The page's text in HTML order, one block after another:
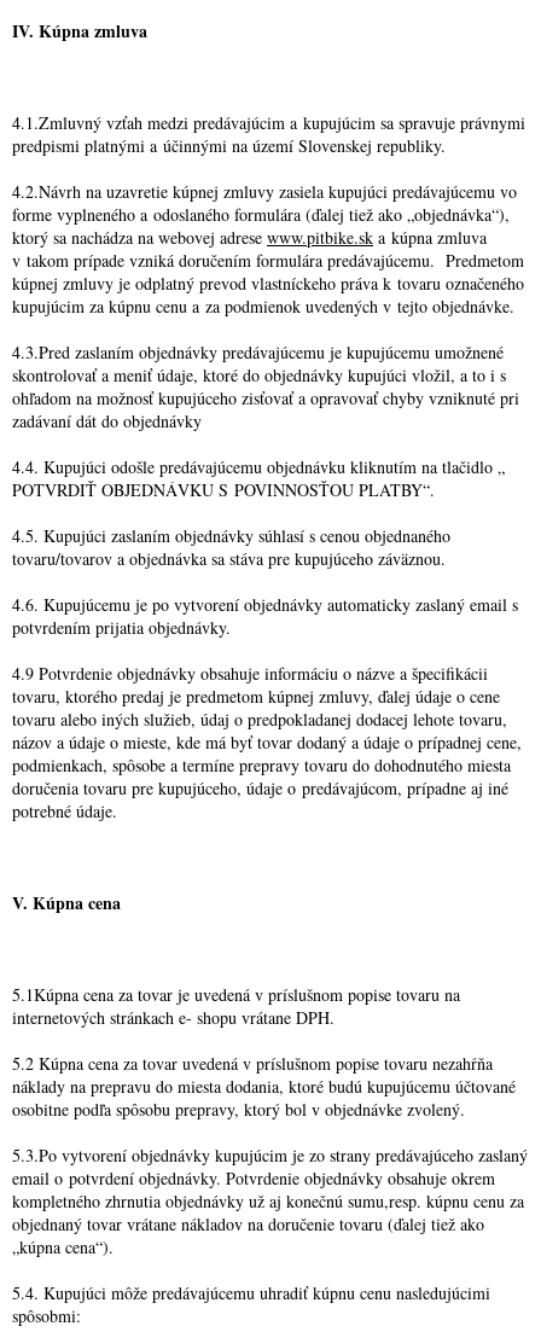
IV. Kúpna zmluva
4.1.Zmluvný vzťah medzi predávajúcim a kupujúcim sa spravuje právnymi
predpismi platnými a účinnými na území Slovenskej republiky.
4.2.Návrh na uzavretie kúpnej zmluvy zasiela kupujúci predávajúcemu vo
forme vyplneného a odoslaného formulára (ďalej tiež ako „objednávka“),
ktorý sa nachádza na webovej adrese www.pitbike.sk a kúpna zmluva
v takom prípade vzniká doručením formulára predávajúcemu. Predmetom
kúpnej zmluvy je odplatný prevod vlastníckeho práva k tovaru označeného
kupujúcim za kúpnu cenu a za podmienok uvedených v tejto objednávke.
4.3.Pred zaslaním objednávky predávajúcemu je kupujúcemu umožnené
skontrolovať a meniť údaje, ktoré do objednávky kupujúci vložil, a to i s
ohľadom na možnosť kupujúceho zisťovať a opravovať chyby vzniknuté pri
zadávaní dát do objednávky
4.4. Kupujúci odošle predávajúcemu objednávku kliknutím na tlačidlo „
POTVRDIŤ OBJEDNÁVKU S POVINNOSŤOU PLATBY“.
4.5. Kupujúci zaslaním objednávky súhlasí s cenou objednaného
tovaru/tovarov a objednávka sa stáva pre kupujúceho záväznou.
4.6. Kupujúcemu je po vytvorení objednávky automaticky zaslaný email s
potvrdením prijatia objednávky.
4.9 Potvrdenie objednávky obsahuje informáciu o názve a špecifikácii
tovaru, ktorého predaj je predmetom kúpnej zmluvy, ďalej údaje o cene
tovaru alebo iných služieb, údaj o predpokladanej dodacej lehote tovaru,
názov a údaje o mieste, kde má byť tovar dodaný a údaje o prípadnej cene,
podmienkach, spôsobe a termíne prepravy tovaru do dohodnutého miesta
doručenia tovaru pre kupujúceho, údaje o predávajúcom, prípadne aj iné
potrebné údaje.
V. Kúpna cena
5.1Kúpna cena za tovar je uvedená v príslušnom popise tovaru na
internetových stránkach e- shopu vrátane DPH.
5.2 Kúpna cena za tovar uvedená v príslušnom popise tovaru nezahŕňa
náklady na prepravu do miesta dodania, ktoré budú kupujúcemu účtované
osobitne podľa spôsobu prepravy, ktorý bol v objednávke zvolený.
5.3.Po vytvorení objednávky kupujúcim je zo strany predávajúceho zaslaný
email o potvrdení objednávky. Potvrdenie objednávky obsahuje okrem
kompletného zhrnutia objednávky už aj konečnú sumu,resp. kúpnu cenu za
objednaný tovar vrátane nákladov na doručenie tovaru (ďalej tiež ako
„kúpna cena“).
5.4. Kupujúci môže predávajúcemu uhradiť kúpnu cenu nasledujúcimi
spôsobmi: